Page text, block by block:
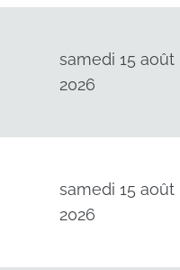
samedi 15 août
2026
samedi 15 août
2026